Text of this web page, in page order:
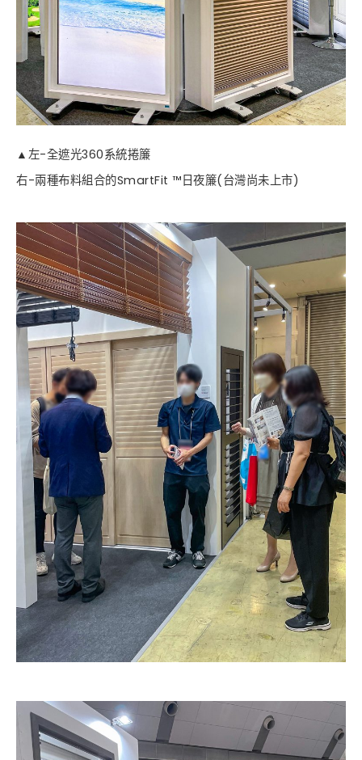
▲左-全遮光360系統捲簾
右-兩種布料組合的SmartFit ™日夜簾(台灣尚未上市)